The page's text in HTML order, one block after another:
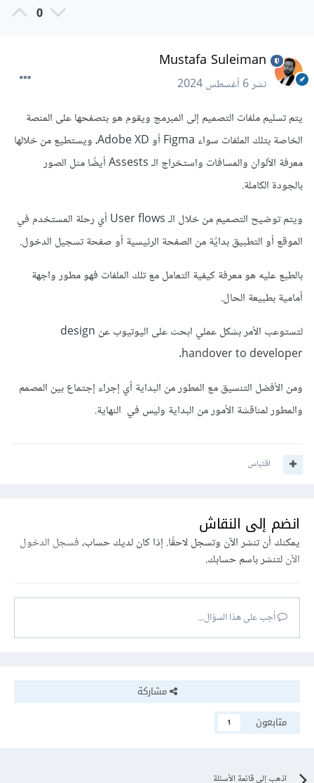
0
Mustafa Suleiman
نشر6 أغسطس 2024
يتم تسليم ملفات التصميم إلى المبرمج ويقوم هو بتصفحها على المنصة
الخاصة بتلك الملفات سواء Figma أو Adobe XD، ويستطيع من خلالها
معرفة الألوان والمسافات واستخراج الـ Assests أيضًا مثل الصور
بالجودة الكاملة.
ويتم توضيح التصميم من خلال الـ User flows أي رحلة المستخدم في
الموقع أو التطبيق بدايًة من الصفحة الرئيسية أو صفحة تسجيل الدخول.
بالطبع عليه هو معرفة كيفية التعامل مع تلك الملفات فهو مطور واجهة
أمامية بطبيعة الحال.
لتستوعب الأمر بشكل عملي ابحث على اليوتيوب عن design
handover to developer.
ومن الأفضل التنسيق مع المطور من البداية أي إجراء إجتماع بين المصمم
والمطور لمناقشة الأمور من البداية وليس في النهاية.
اقتباس
انضم إلى النقاش
يمكنك أن تنشر الآن وتسجل لاحقًا. إذا كان لديك حساب،فسجل الدخول
الآنلتنشر باسم حسابك.
أجب على هذا السؤال...
مشاركة
متابعون
1
اذهب إلى قائمة الأسئلة